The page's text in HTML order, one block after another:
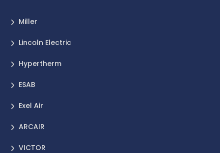
Miller
Lincoln Electric
Hypertherm
ESAB
Exel Air
ARCAIR
VICTOR